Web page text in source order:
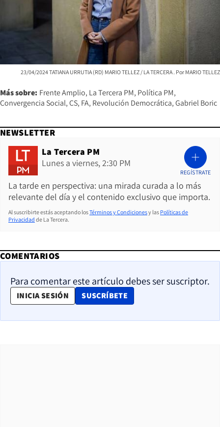
23/04/2024 TATIANA URRUTIA (RD) MARIO TELLEZ / LA TERCERA MARIO TELLEZ
Más sobre: Frente Amplio La Tercera PM Política PM
Convergencia Social CS FA Revolución Democrática Gabriel Boric
NEWSLETTER
La Tercera PM
Lunes a viernes, 2:30 PM
La tarde en perspectiva: una mirada curada a lo más
relevante del día y el contenido exclusivo que importa.
REGÍSTRATE
Al suscribirte estás aceptando losTérminos y Condicionesy las Políticas de
Privacidad de La Tercera.
COMENTARIOS
Para comentar este artículo debes ser suscriptor.
INICIA SESIÓN SUSCRÍBETE
OPENS IN NEW WINDOW